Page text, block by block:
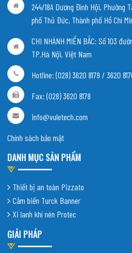
244/18A Dương Đình Hội, Phường
phố Thủ Đức, Thành phố Hồ Chí
CHI NHÁNH MIỀN BẮC: Số 103
TP.Hà Nội, Việt Nam
Hotline: (028) 3620 8179 / 3620
Fax: (028) 3620 8178
info@vuletech.com
Chính sách bảo mật
DANH MỤC SẢN PHẨM
Thiết bị an toàn Pizzato
Cảm biến Turck Banner
Xi lanh khí nén Protec
GIẢI PHÁP